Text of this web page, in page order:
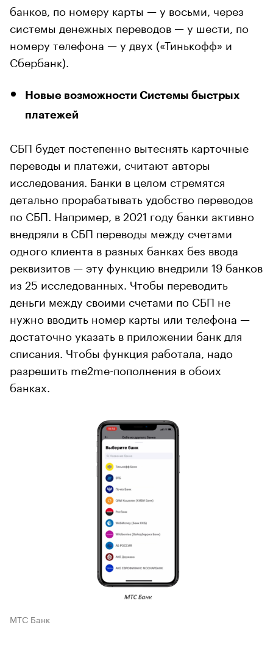
банков, по номеру карты — у восьми, через
системы денежных переводов — у шести, по
номеру телефона — у двух («Тинькофф» и
Сбербанк).
Новые возможности Системы быстрых
платежей
СБП будет постепенно вытеснять карточные
переводы и платежи, считают авторы
исследования. Банки в целом стремятся
детально прорабатывать удобство переводов
по СБП. Например, в 2021 году банки активно
внедряли в СБП переводы между счетами
одного клиента в разных банках без ввода
реквизитов — эту функцию внедрили 19 банков
из 25 исследованных. Чтобы переводить
деньги между своими счетами по СБП не
нужно вводить номер карты или телефона —
достаточно указать в приложении банк для
списания. Чтобы функция работала, надо
разрешить me2me-пополнения в обоих
банках.
МТС Банк